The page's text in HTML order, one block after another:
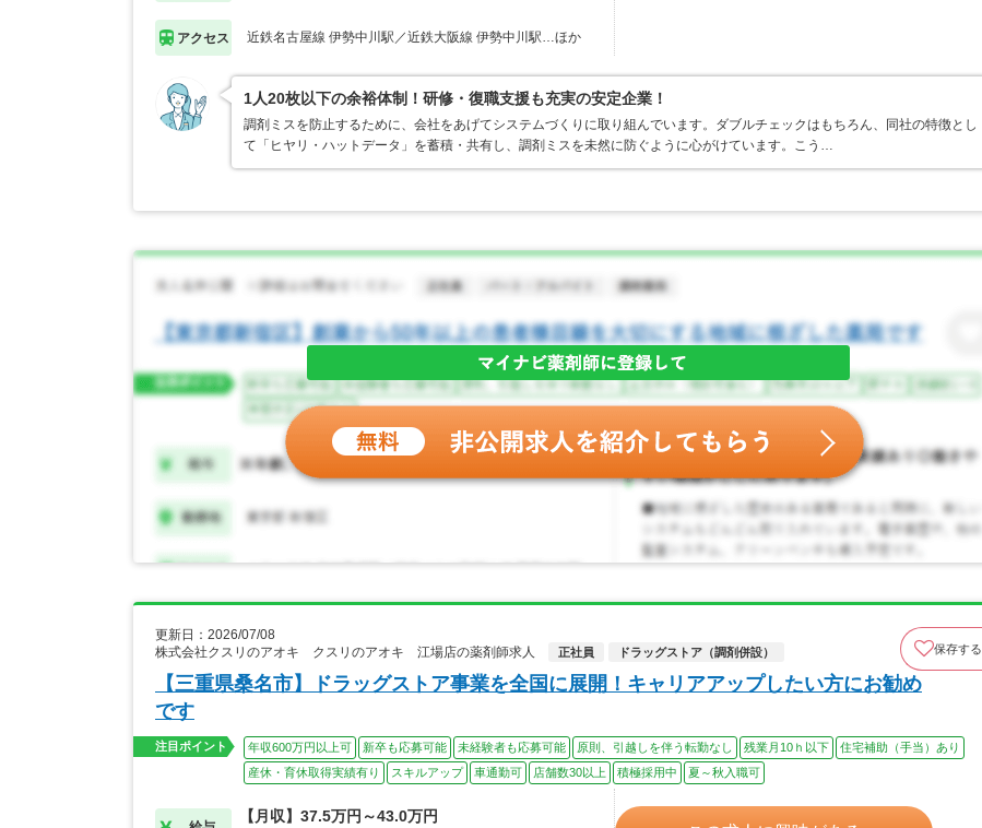
アクセス 近鉄名古屋線 伊勢中川駅／近鉄大阪線 伊勢中川駅…ほか
1人20枚以下の余裕体制！研修・復職支援も充実の安定企業！
調剤ミスを防止するために、会社をあげてシステムづくりに取り組んでいます。ダブルチェックはもちろん、同社の特徴とし
て「ヒヤリ・ハットデータ」を蓄積・共有し、調剤ミスを未然に防ぐように心がけています。こう…
更新日：2026/07/08
株式会社クスリのアオキ クスリのアオキ 江場店の薬剤師求人
正社員 ドラッグストア（調剤併設） 保存する
【三重県桑名市】ドラッグストア事業を全国に展開！キャリアアップしたい方にお勧め
です
注目ポイント 年収600万円以上可 新卒も応募可能 未経験者も応募可能 原則、引越しを伴う転勤なし 残業月10ｈ以下
住宅補助（手当）あり
産休・育休取得実績有り
スキルアップ 車通勤可 店舗数30以上 積極採用中 夏～秋入職可
【月収】37.5万円～43.0万円